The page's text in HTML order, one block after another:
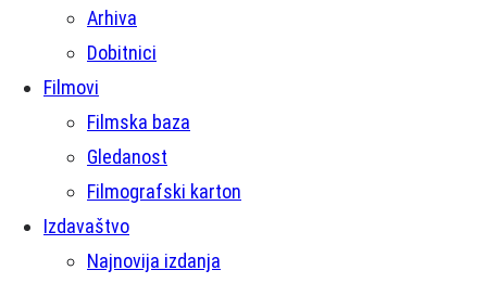
Arhiva
Dobitnici
Filmovi
Filmska baza
Gledanost
Filmografski karton
Izdavaštvo
Najnovija izdanja